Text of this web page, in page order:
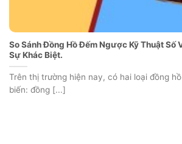
So Sánh Đồng Hồ Đếm Ngược Kỹ Thuật Số
Sự Khác Biệt.
Trên thị trường hiện nay, có hai loại đồng
biến: đồng [...]